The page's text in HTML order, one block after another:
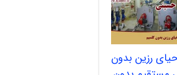
رزین بدون